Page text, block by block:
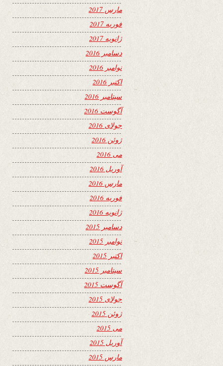
مارس 2017
فوریه 2017
ژانویه 2017
دسامبر 2016
نوامبر 2016
اکتبر 2016
سپتامبر 2016
آگوست 2016
جولای 2016
ژوئن 2016
می 2016
آوریل 2016
مارس 2016
فوریه 2016
ژانویه 2016
دسامبر 2015
نوامبر 2015
اکتبر 2015
سپتامبر 2015
آگوست 2015
جولای 2015
ژوئن 2015
می 2015
آوریل 2015
مارس 2015